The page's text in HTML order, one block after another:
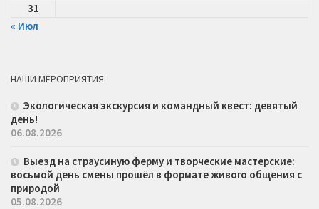
31
« Июл
НАШИ МЕРОПРИЯТИЯ
Экологическая экскурсия и командный квест: девятый
день!
06.08.2026
Выезд на страусиную ферму и творческие мастерские:
восьмой день смены прошёл в формате живого общения с
природой
05.08.2026